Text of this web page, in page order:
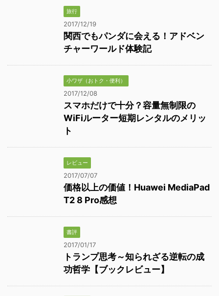
旅行
2017/12/19
関西でもパンダに会える！アドベン
チャーワールド体験記
小ワザ（おトク・便利）
2017/12/08
スマホだけで十分？容量無制限の
WiFiルーター短期レンタルのメリッ
ト
レビュー
2017/07/07
価格以上の価値！Huawei MediaPad
T2 8 Pro感想
書評
2017/01/17
トランプ思考～知られざる逆転の成
功哲学【ブックレビュー】